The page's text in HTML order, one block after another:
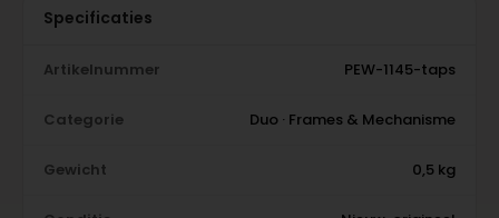
Specificaties
Artikelnummer PEW-1145-taps
Categorie Duo · Frames & Mechanisme
Gewicht 0,5 kg